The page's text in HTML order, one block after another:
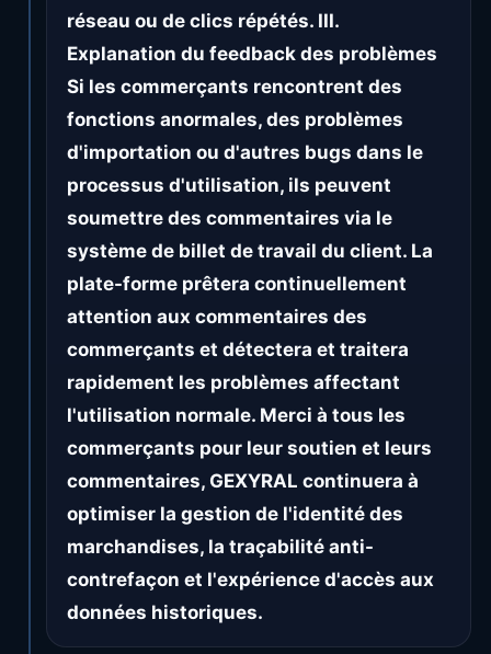
réseau ou de clics répétés. III.
Explanation du feedback des problèmes
Si les commerçants rencontrent des
fonctions anormales, des problèmes
d'importation ou d'autres bugs dans le
processus d'utilisation, ils peuvent
soumettre des commentaires via le
système de billet de travail du client. La
plate-forme prêtera continuellement
attention aux commentaires des
commerçants et détectera et traitera
rapidement les problèmes affectant
l'utilisation normale. Merci à tous les
commerçants pour leur soutien et leurs
commentaires, GEXYRAL continuera à
optimiser la gestion de l'identité des
marchandises, la traçabilité anti-
contrefaçon et l'expérience d'accès aux
données historiques.